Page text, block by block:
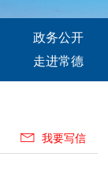
政务公开
走进常德
我要写信